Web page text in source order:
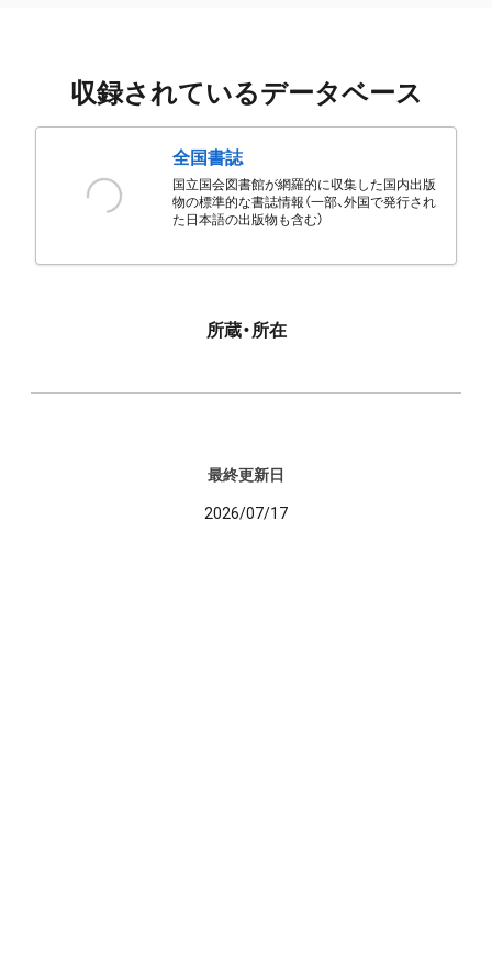
収録されているデータベース
全国書誌
国立国会図書館が網羅的に収集した国内出版
物の標準的な書誌情報（一部、外国で発行され
た日本語の出版物も含む）
所蔵・所在
最終更新日
2026/07/17